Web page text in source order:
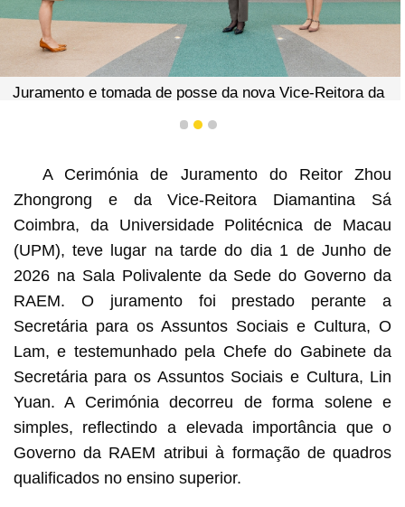
Juramento e tomada de posse da nova Vice-Reitora da
1 2 3
A Cerimónia de Juramento do Reitor Zhou
Zhongrong e da Vice-Reitora Diamantina Sá
Coimbra, da Universidade Politécnica de Macau
(UPM), teve lugar na tarde do dia 1 de Junho de
2026 na Sala Polivalente da Sede do Governo da
RAEM. O juramento foi prestado perante a
Secretária para os Assuntos Sociais e Cultura, O
Lam, e testemunhado pela Chefe do Gabinete da
Secretária para os Assuntos Sociais e Cultura, Lin
Yuan. A Cerimónia decorreu de forma solene e
simples, reflectindo a elevada importância que o
Governo da RAEM atribui à formação de quadros
qualificados no ensino superior.